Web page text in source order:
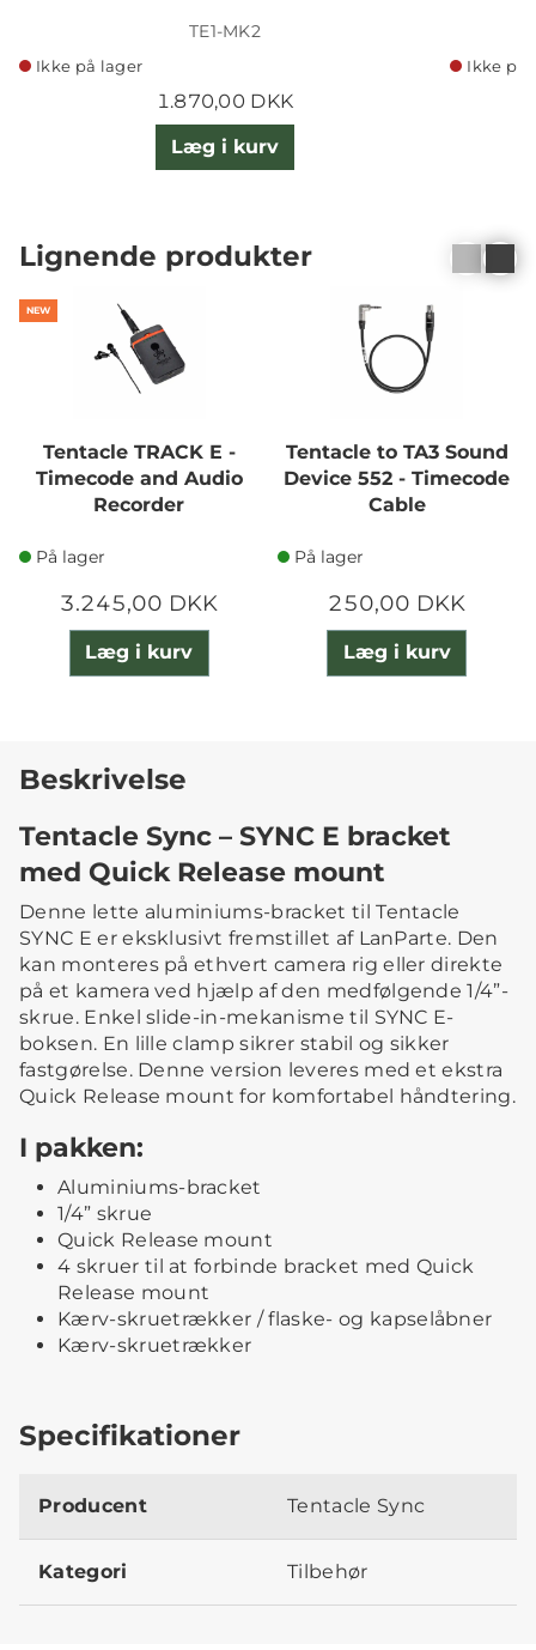
TE1-MK2
Ikke på lager
1.870,00 DKK
Læg i kurv
Ikke på
Lignende produkter
NEW
Tentacle TRACK E -
Timecode and Audio
Recorder
På lager
3.245,00 DKK
Læg i kurv
Tentacle to TA3 Sound
Device 552 - Timecode
Cable
På lager
250,00 DKK
Læg i kurv
Beskrivelse
Tentacle Sync – SYNC E bracket
med Quick Release mount
Denne lette aluminiums-bracket til Tentacle
SYNC E er eksklusivt fremstillet af LanParte. Den
kan monteres på ethvert camera rig eller direkte
på et kamera ved hjælp af den medfølgende 1/4”-
skrue. Enkel slide-in-mekanisme til SYNC E-
boksen. En lille clamp sikrer stabil og sikker
fastgørelse. Denne version leveres med et ekstra
Quick Release mount for komfortabel håndtering.
I pakken:
Aluminiums-bracket
1/4” skrue
Quick Release mount
4 skruer til at forbinde bracket med Quick
Release mount
Kærv-skruetrækker / flaske- og kapsel­åbner
Kærv-skruetrækker
Specifikationer
Producent Tentacle Sync
Kategori Tilbehør